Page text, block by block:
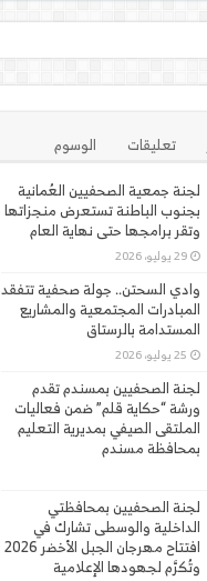
تعليقات
الوسوم
لجنة جمعية الصحفيين العُمانية
بجنوب الباطنة تستعرض منجزاتها
وتقر برامجها حتى نهاية العام
29 يوليو، 2026
وادي السحتن.. جولة صحفية تتفقد
المبادرات المجتمعية والمشاريع
المستدامة بالرستاق
25 يوليو، 2026
لجنة الصحفيين بمسندم تقدم
ورشة “حكاية قلم” ضمن فعاليات
الملتقى الصيفي بمديرية التعليم
بمحافظة مسندم
لجنة الصحفيين بمحافظتي
الداخلية والوسطى تشارك في
افتتاح مهرجان الجبل الأخضر 2026
وتُكرَّم لجهودها الإعلامية